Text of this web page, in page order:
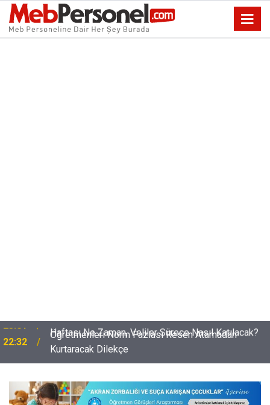
22:32
Öğretmenleri Norm Fazlası Resen Atamadan
Kurtaracak Dilekçe